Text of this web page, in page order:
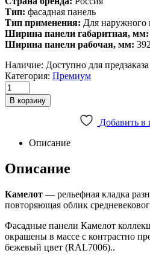
Тип: фасадная панель
Тип применения: Для наружного
Ширина панели габаритная, мм:
Ширина панели рабочая, мм: 392
Наличие: Доступно для предзаказа
Категория: Премиум
Фасадная
панель
Grand
Design
со
швом
7006
quantity
В корзину
Добавить в
Описание
Описание
Камелот — рельефная кладка
повторяющая облик
Фасадные панели Камелот
окрашены в массе с контрастно
бежевый цвет (RAL7006)..